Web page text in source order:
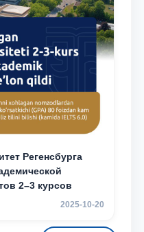
Регенсбурга
2–3 курсов
2025-10-20